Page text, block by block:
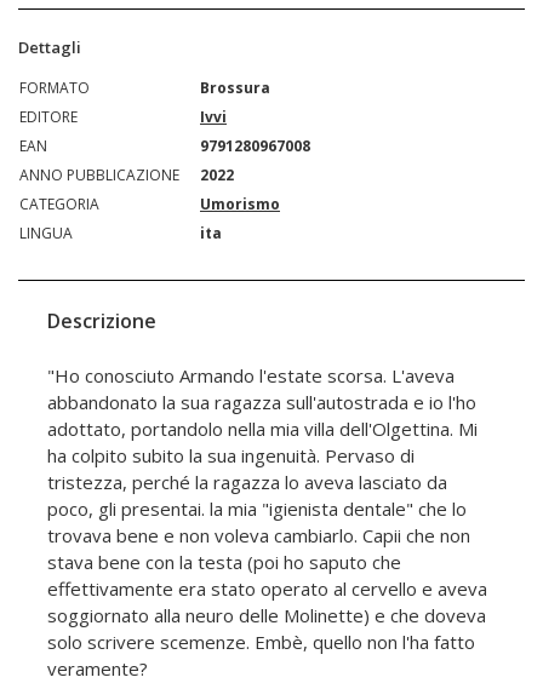
Dettagli
FORMATO
Brossura
EDITORE
Ivvi
EAN
9791280967008
ANNO PUBBLICAZIONE
2022
CATEGORIA
Umorismo
LINGUA
ita
Descrizione
"Ho conosciuto Armando l'estate scorsa. L'aveva
abbandonato la sua ragazza sull'autostrada e io l'ho
adottato, portandolo nella mia villa dell'Olgettina. Mi
ha colpito subito la sua ingenuità. Pervaso di
tristezza, perché la ragazza lo aveva lasciato da
poco, gli presentai. la mia "igienista dentale" che lo
trovava bene e non voleva cambiarlo. Capii che non
stava bene con la testa (poi ho saputo che
effettivamente era stato operato al cervello e aveva
soggiornato alla neuro delle Molinette) e che doveva
solo scrivere scemenze. Embè, quello non l'ha fatto
veramente?